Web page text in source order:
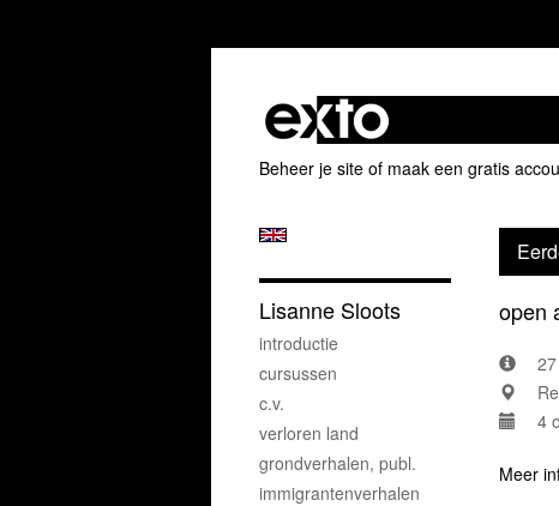
Beheer je site of maak een gratis
open
4
Meer
Lisanne Sloots
introductie
cursussen
c.v.
verloren land
grondverhalen, publ.
immigrantenverhalen